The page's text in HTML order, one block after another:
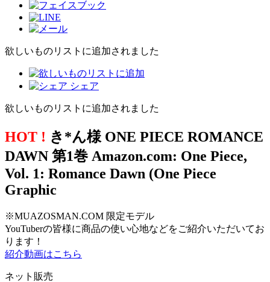
欲しいものリストに追加されました
シェア
欲しいものリストに追加されました
HOT ! き*ん様 ONE PIECE ROMANCE
DAWN 第1巻 Amazon.com: One Piece,
Vol. 1: Romance Dawn (One Piece
Graphic
※MUAZOSMAN.COM 限定モデル
YouTuberの皆様に商品の使い心地などをご紹介いただいてお
ります！
紹介動画はこちら
ネット販売